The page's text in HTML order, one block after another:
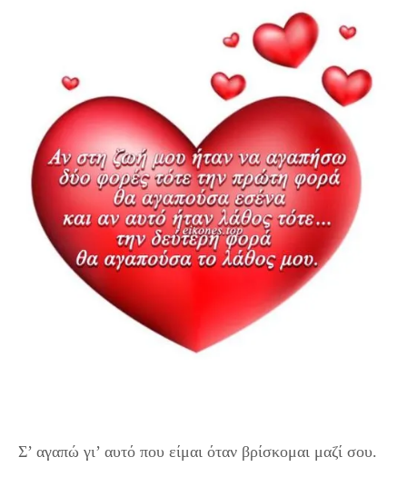
Σ’ αγαπώ γι’ αυτό που είμαι όταν βρίσκομαι μαζί σου.